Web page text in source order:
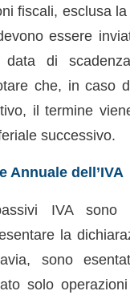
fiscali, esclusa
essere
data di
che, in caso
il termine
successivo.
Annuale dell’IVA
IVA sono
la
sono
solo